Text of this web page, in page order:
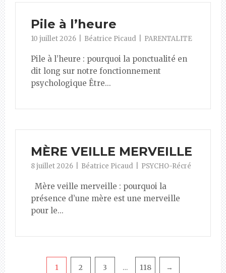
Pile à l’heure
10 juillet 2026 Béatrice Picaud PARENTALITE
Pile à l’heure : pourquoi la ponctualité en
dit long sur notre fonctionnement
psychologique Être...
MÈRE VEILLE MERVEILLE
8 juillet 2026 Béatrice Picaud PSYCHO-Récré
Mère veille merveille : pourquoi la
présence d’une mère est une merveille
pour le...
Pagination
1 2 3 … 118 →